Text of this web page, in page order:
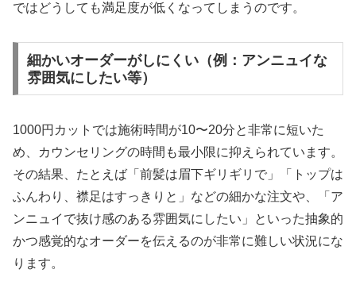
ではどうしても満足度が低くなってしまうのです。
細かいオーダーがしにくい（例：アンニュイな
雰囲気にしたい等）
1000円カットでは施術時間が10〜20分と非常に短いた
め、カウンセリングの時間も最小限に抑えられています。
その結果、たとえば「前髪は眉下ギリギリで」「トップは
ふんわり、襟足はすっきりと」などの細かな注文や、「ア
ンニュイで抜け感のある雰囲気にしたい」といった抽象的
かつ感覚的なオーダーを伝えるのが非常に難しい状況にな
ります。